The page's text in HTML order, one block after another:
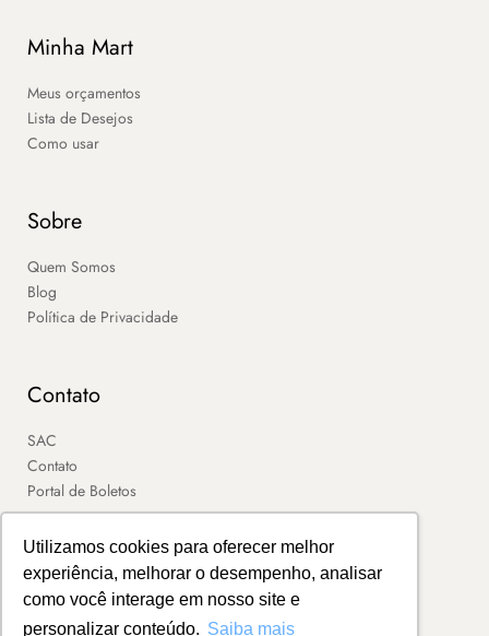
Utilizamos cookies para oferecer melhor
experiência, melhorar o desempenho, analisar
como você interage em nosso site e
personalizar conteúdo. Saiba mais
Minha Mart
Meus orçamentos
Lista de Desejos
Como usar
Sobre
Quem Somos
Blog
Política de Privacidade
Contato
SAC
Contato
Portal de Boletos